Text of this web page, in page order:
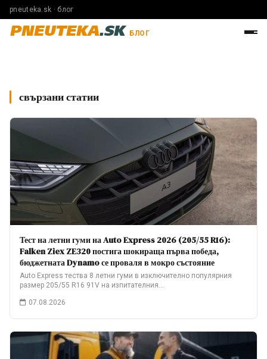
pneuteka.sk · блог
PNEUTEKA.SK БЛОГ
свързани статии
Тест на летни гуми на Auto Express 2026 (205/55 R16):
Falken Ziex ZE320 постига шокираща първа победа,
бюджетната Dynamo се проваля в мокро състояние
Auto Express тества 8 летни гуми в изключително популярния
размер 205/55 R16 91V на изпитателния…
07.08.2026